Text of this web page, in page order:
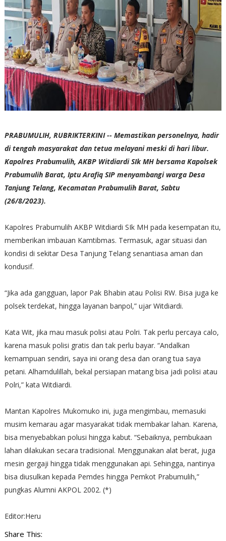
PRABUMULIH, RUBRIKTERKINI -- Memastikan personelnya, hadir
di tengah masyarakat dan tetua melayani meski di hari libur.
Kapolres Prabumulih, AKBP Witdiardi SIk MH bersama Kapolsek
Prabumulih Barat, Iptu Arafiq SIP menyambangi warga Desa
Tanjung Telang, Kecamatan Prabumulih Barat, Sabtu
(26/8/2023).
Kapolres Prabumulih AKBP Witdiardi SIk MH pada kesempatan itu,
memberikan imbauan Kamtibmas. Termasuk, agar situasi dan
kondisi di sekitar Desa Tanjung Telang senantiasa aman dan
kondusif.
“Jika ada gangguan, lapor Pak Bhabin atau Polisi RW. Bisa juga ke
polsek terdekat, hingga layanan banpol,” ujar Witdiardi.
Kata Wit, jika mau masuk polisi atau Polri. Tak perlu percaya calo,
karena masuk polisi gratis dan tak perlu bayar. “Andalkan
kemampuan sendiri, saya ini orang desa dan orang tua saya
petani. Alhamdulillah, bekal persiapan matang bisa jadi polisi atau
Polri,” kata Witdiardi.
Mantan Kapolres Mukomuko ini, juga mengimbau, memasuki
musim kemarau agar masyarakat tidak membakar lahan. Karena,
bisa menyebabkan polusi hingga kabut. “Sebaiknya, pembukaan
lahan dilakukan secara tradisional. Menggunakan alat berat, juga
mesin gergaji hingga tidak menggunakan api. Sehingga, nantinya
bisa diusulkan kepada Pemdes hingga Pemkot Prabumulih,”
pungkas Alumni AKPOL 2002. (*)
Editor:Heru
Share This: